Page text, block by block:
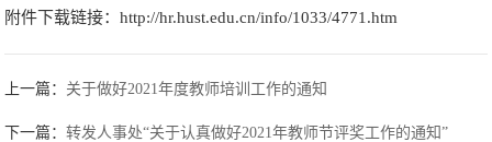
附件下载链接：http://hr.hust.edu.cn/info/1033/4771.htm
上一篇： 关于做好2021年度教师培训工作的通知
下一篇：转发人事处“关于认真做好2021年教师节评奖工作的通知”